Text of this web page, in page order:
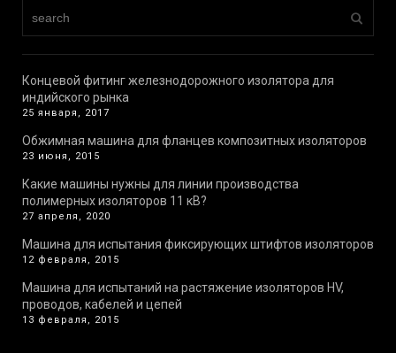
Концевой фитинг железнодорожного изолятора для
индийского рынка
25 января, 2017
Обжимная машина для фланцев композитных изоляторов
23 июня, 2015
Какие машины нужны для линии производства
полимерных изоляторов 11 кВ?
27 апреля, 2020
Машина для испытания фиксирующих штифтов изоляторов
12 февраля, 2015
Машина для испытаний на растяжение изоляторов HV,
проводов, кабелей и цепей
13 февраля, 2015